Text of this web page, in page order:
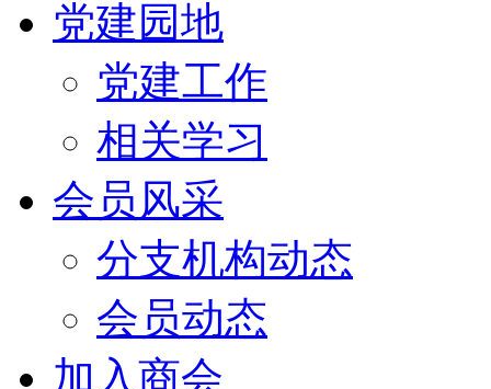
党建园地
党建工作
相关学习
会员风采
分支机构动态
会员动态
加入商会